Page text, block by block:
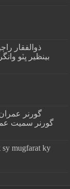
ذوالفقار
بينظير ڀٽو
گورنر سميت
sy mugfarat ky